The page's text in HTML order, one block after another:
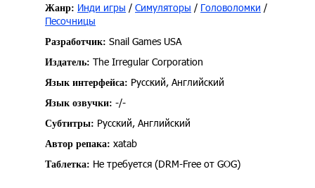
Жанр: Инди игры / Симуляторы / Головоломки /
Песочницы
Разработчик: Snail Games USA
Издатель: The Irregular Corporation
Язык интерфейса: Русский, Английский
Язык озвучки: -/-
Субтитры: Русский, Английский
Автор репака: xatab
Таблетка: Не требуется (DRM-Free от GOG)